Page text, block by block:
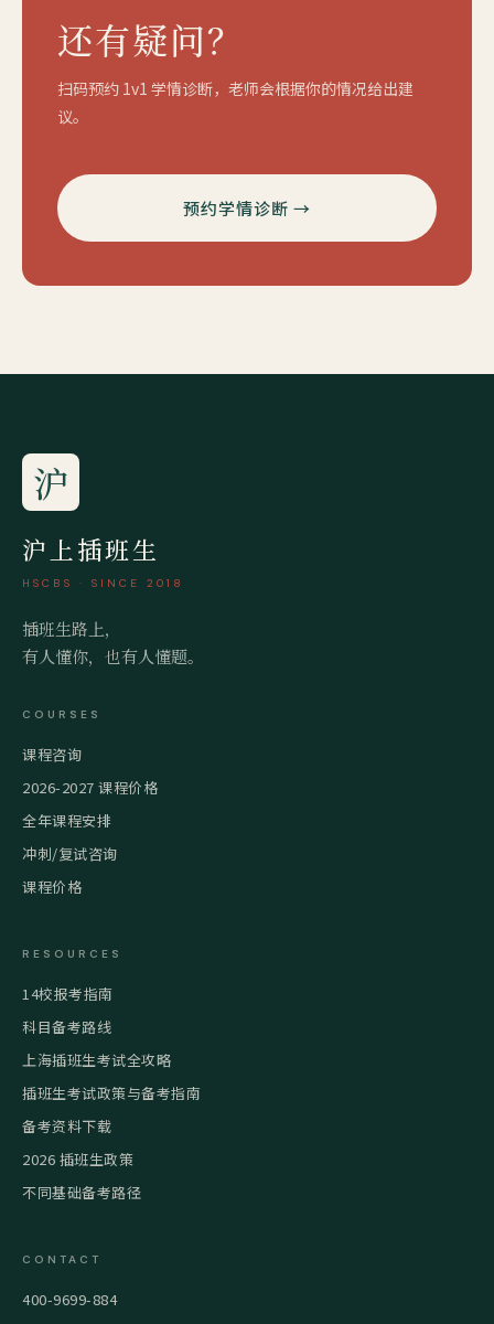
还有疑问？
扫码预约 1v1 学情诊断，老师会根据你的情况给出建
议。
预约学情诊断 →
沪
沪上插班生
HSCBS · SINCE 2018
插班生路上，
有人懂你，也有人懂题。
COURSES
课程咨询
2026-2027 课程价格
全年课程安排
冲刺/复试咨询
课程价格
RESOURCES
14校报考指南
科目备考路线
上海插班生考试全攻略
插班生考试政策与备考指南
备考资料下载
2026 插班生政策
不同基础备考路径
CONTACT
400-9699-884